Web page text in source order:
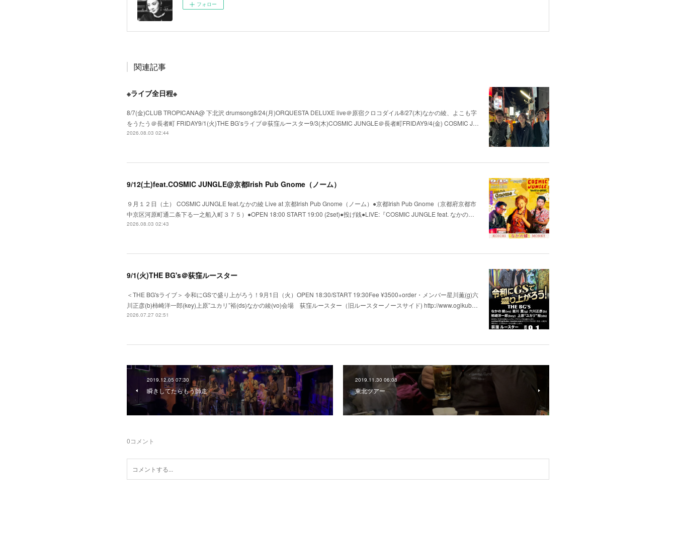
フォロー
関連記事
※ライブ全日程※
8/7(金)CLUB TROPICANA@ 下北沢 drumsong8/24(月)ORQUESTA DELUXE live＠原宿クロコダイル8/27(木)なかの綾、よこも字
をうたう＠長者町 FRIDAY9/1(火)THE BG’sライブ＠荻窪ルースター9/3(木)COSMIC JUNGLE＠長者町FRIDAY9/4(金) COSMIC J…
2026.08.03 02:44
9/12(土)feat.COSMIC JUNGLE@京都Irish Pub Gnome（ノーム）
９月１２日（土） COSMIC JUNGLE feat.なかの綾 Live at 京都Irish Pub Gnome（ノーム）●京都Irish Pub Gnome（京都府京都市
中京区河原町通二条下る一之船入町３７５）●OPEN 18:00 START 19:00 (2set)●投げ銭●LIVE:『COSMIC JUNGLE feat. なかの…
2026.08.03 02:43
9/1(火)THE BG's＠荻窪ルースター
＜THE BG'sライブ＞ 令和にGSで盛り上がろう！9月1日（火）OPEN 18:30/START 19:30Fee ¥3500+order・メンバー星川薫(g)六
川正彦(b)柿崎洋一郎(key)上原”ユカリ”裕(ds)なかの綾(vo)会場 荻窪ルースター（旧ルースターノースサイド) http://www.ogikub…
2026.07.27 02:51
2019.12.05 07:30
瞬きしてたらもう師走
2019.11.30 06:08
東北ツアー
0コメント